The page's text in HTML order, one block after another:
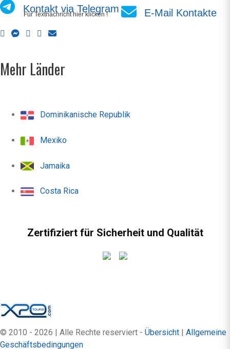
Kontakt via Telegram
Für Textnachricht hier klicken ! E-Mail Kontakte
Mehr Länder
Dominikanische Republik
Mexiko
Jamaika
Costa Rica
Zertifiziert für Sicherheit und Qualität
© 2010 - 2026 | Alle Rechte reserviert - Übersicht | Allgemeine
Geschäftsbedingungen